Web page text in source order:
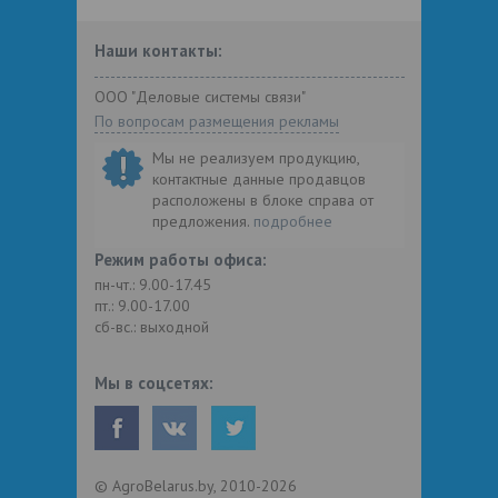
Наши контакты:
ООО "Деловые системы связи"
По вопросам размещения рекламы
Мы не реализуем продукцию,
контактные данные продавцов
расположены в блоке справа от
предложения. подробнее
Режим работы офиса:
пн-чт.: 9.00-17.45
пт.: 9.00-17.00
сб-вс.: выходной
Мы в соцсетях:
© AgroBelarus.by, 2010-2026